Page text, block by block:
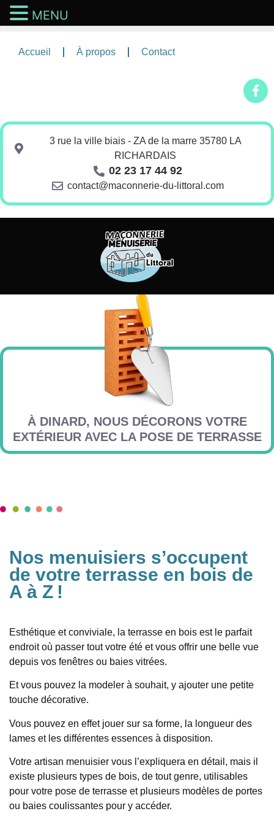
Accueil À propos Contact
3 rue la ville biais - ZA de la marre 35780 LA
RICHARDAIS
02 23 17 44 92
contact@maconnerie-du-littoral.com
À DINARD, NOUS DÉCORONS VOTRE
EXTÉRIEUR AVEC LA POSE DE TERRASSE
Nos menuisiers s’occupent
de votre terrasse en bois de
A à Z !
Esthétique et conviviale, la terrasse en bois est le parfait
endroit où passer tout votre été et vous offrir une belle vue
depuis vos fenêtres ou baies vitrées.
Et vous pouvez la modeler à souhait, y ajouter une petite
touche décorative.
Vous pouvez en effet jouer sur sa forme, la longueur des
lames et les différentes essences à disposition.
Votre artisan menuisier vous l’expliquera en détail, mais il
existe plusieurs types de bois, de tout genre, utilisables
pour votre pose de terrasse et plusieurs modèles de portes
ou baies coulissantes pour y accéder.
MENU